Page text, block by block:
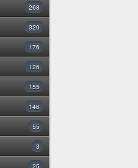
268
320
176
126
155
146
55
3
25